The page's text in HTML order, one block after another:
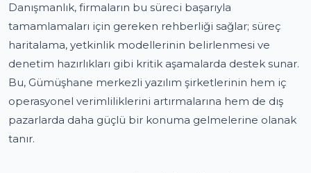
Danışmanlık, firmaların bu süreci başarıyla
tamamlamaları için gereken rehberliği sağlar; süreç
haritalama, yetkinlik modellerinin belirlenmesi ve
denetim hazırlıkları gibi kritik aşamalarda destek sunar.
Bu, Gümüşhane merkezli yazılım şirketlerinin hem iç
operasyonel verimliliklerini artırmalarına hem de dış
pazarlarda daha güçlü bir konuma gelmelerine olanak
tanır.